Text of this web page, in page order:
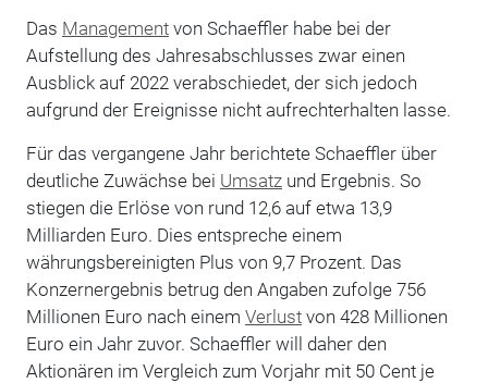
Das Managementvon Schaeffler habe bei der
Aufstellung des Jahresabschlusses zwar einen
Ausblick auf 2022 verabschiedet, der sich jedoch
aufgrund der Ereignisse nicht aufrechterhalten lasse.
Für das vergangene Jahr berichtete Schaeffler über
deutliche Zuwächse bei Umsatzund Ergebnis. So
stiegen die Erlöse von rund 12,6 auf etwa 13,9
Milliarden Euro. Dies entspreche einem
währungsbereinigten Plus von 9,7 Prozent. Das
Konzernergebnis betrug den Angaben zufolge 756
Millionen Euro nach einem Verlustvon 428 Millionen
Euro ein Jahr zuvor. Schaeffler will daher den
Aktionären im Vergleich zum Vorjahr mit 50 Cent je